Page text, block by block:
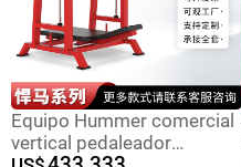
Equipo Hummer comercial
vertical pedaleador